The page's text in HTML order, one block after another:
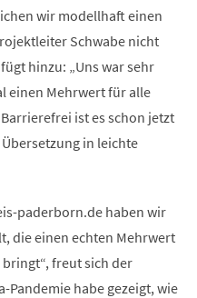
wir modellhaft einen
Schwabe nicht
hinzu: „Uns war sehr
einen Mehrwert für alle
ist es schon jetzt
in leichte
paderborn.de haben wir
die einen echten Mehrwert
freut sich der
Pandemie habe gezeigt, wie